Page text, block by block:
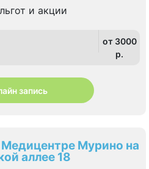
и акции
от 3000
p.
запись
Медицентре Мурино на
аллее 18